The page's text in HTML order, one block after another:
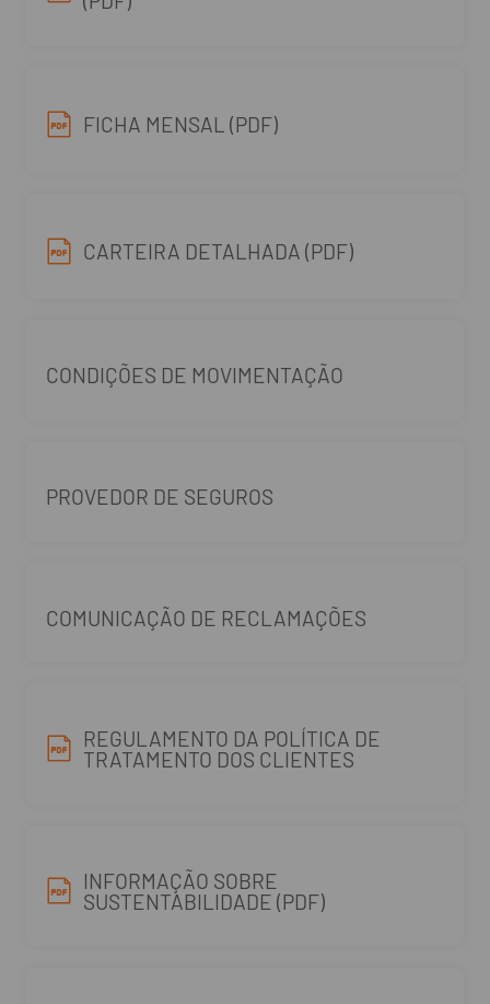
FICHA MENSAL (PDF)
CARTEIRA DETALHADA (PDF)
CONDIÇÕES DE MOVIMENTAÇÃO
PROVEDOR DE SEGUROS
COMUNICAÇÃO DE RECLAMAÇÕES
REGULAMENTO DA POLÍTICA DE
TRATAMENTO DOS CLIENTES
INFORMAÇÃO SOBRE
SUSTENTABILIDADE (PDF)